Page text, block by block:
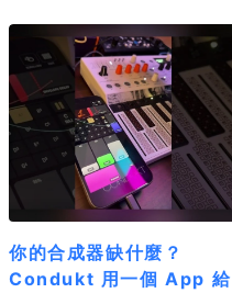
你的合成器缺什麼？
Condukt 用一個 App 給